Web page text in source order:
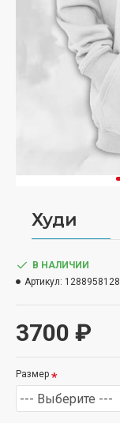
Худи
3700 ₽
В НАЛИЧИИ
Артикул: 1288958128
Размер